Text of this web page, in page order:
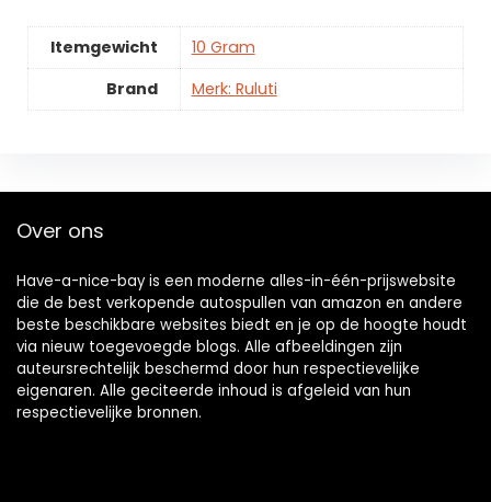
Itemgewicht
10 Gram
Brand
Merk: Ruluti
Over ons
Have-a-nice-bay is een moderne alles-in-één-prijswebsite
die de best verkopende autospullen van amazon en andere
beste beschikbare websites biedt en je op de hoogte houdt
via nieuw toegevoegde blogs. Alle afbeeldingen zijn
auteursrechtelijk beschermd door hun respectievelijke
eigenaren. Alle geciteerde inhoud is afgeleid van hun
respectievelijke bronnen.